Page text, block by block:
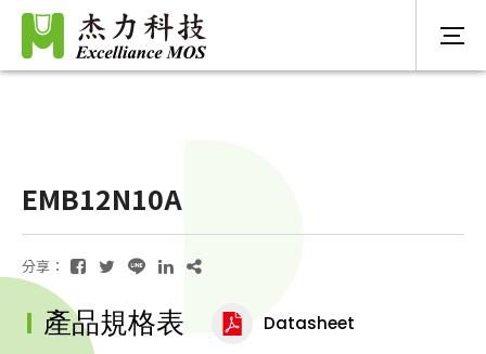
EMB12N10A
分享：
產品規格表 Datasheet